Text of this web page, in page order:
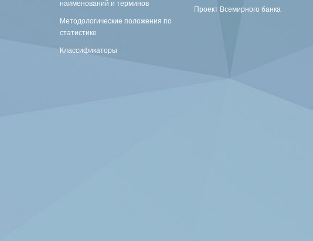
наименований и терминов
Методологические положения по
статистике
Классификаторы
Проект Всемирного банка